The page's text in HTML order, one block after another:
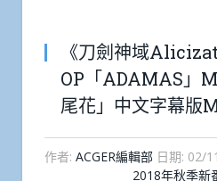
《刀劍神域
OP「ADAMAS」
尾花」中文字幕版
作者: ACGER編輯部 日期: 02/
2018年秋季新